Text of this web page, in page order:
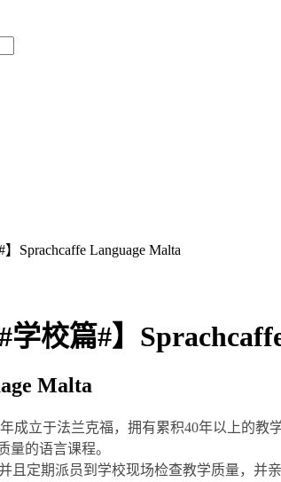
Sprachcaffe Language Malta
学校篇#】
Malta
年成立于法兰克福，拥有累积40年以上的
量的语言课程。
且定期派员到学校现场检查教学质量，并